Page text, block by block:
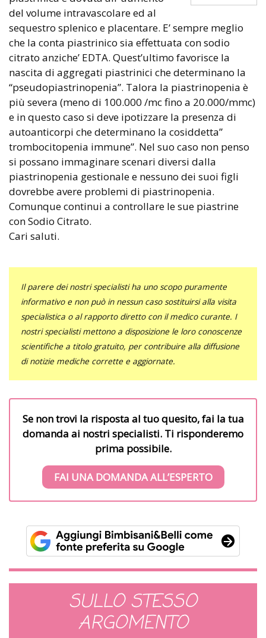
del volume intravascolare ed al
sequestro splenico e placentare. E’ sempre meglio
che la conta piastrinico sia effettuata con sodio
citrato anziche’ EDTA. Quest’ultimo favorisce la
nascita di aggregati piastrinici che determinano la
“pseudopiastrinopenia”. Talora la piastrinopenia è
più severa (meno di 100.000 /mc fino a 20.000/mmc)
e in questo caso si deve ipotizzare la presenza di
autoanticorpi che determinano la cosiddetta”
trombocitopenia immune”. Nel suo caso non penso
si possano immaginare scenari diversi dalla
piastrinopenia gestionale e nessuno dei suoi figli
dovrebbe avere problemi di piastrinopenia.
Comunque continui a controllare le sue piastrine
con Sodio Citrato.
Cari saluti.
Il parere dei nostri specialisti ha uno scopo puramente
informativo e non può in nessun caso sostituirsi alla visita
specialistica o al rapporto diretto con il medico curante. I
nostri specialisti mettono a disposizione le loro conoscenze
scientifiche a titolo gratuito, per contribuire alla diffusione
di notizie mediche corrette e aggiornate.
Se non trovi la risposta al tuo quesito, fai la tua
domanda ai nostri specialisti. Ti risponderemo
prima possibile.
FAI UNA DOMANDA ALL’ESPERTO
SULLO STESSO
ARGOMENTO